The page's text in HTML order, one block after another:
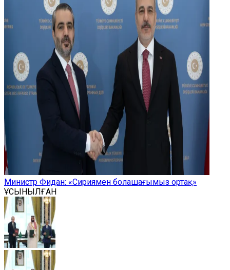
Министр Фидан: «Сириямен болашағымыз ортақ»
ҰСЫНЫЛҒАН